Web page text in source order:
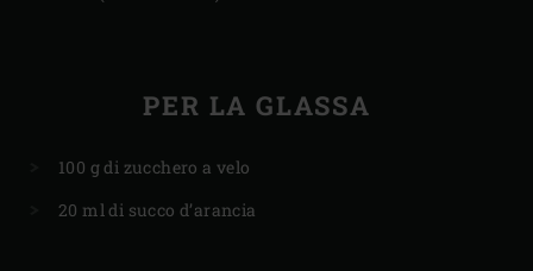
PER LA GLASSA
100 g di zucchero a velo
20 ml di succo d’arancia